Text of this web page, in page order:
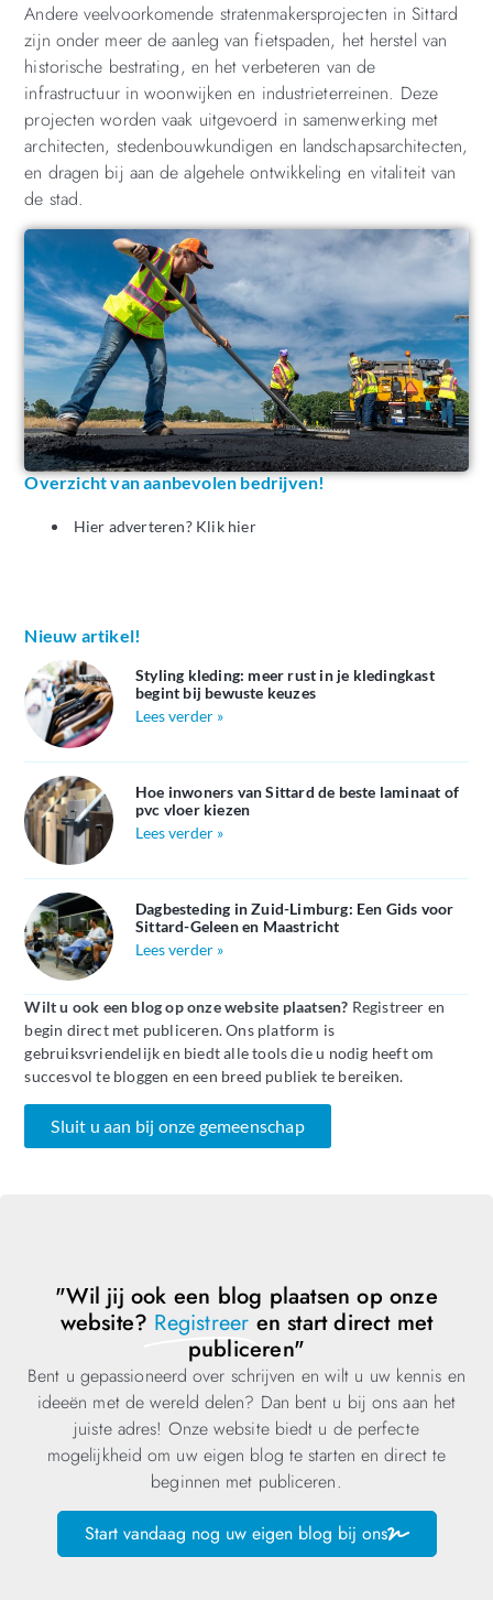
Andere veelvoorkomende stratenmakersprojecten in Sittard
zijn onder meer de aanleg van fietspaden, het herstel van
historische bestrating, en het verbeteren van de
infrastructuur in woonwijken en industrieterreinen. Deze
projecten worden vaak uitgevoerd in samenwerking met
architecten, stedenbouwkundigen en landschapsarchitecten,
en dragen bij aan de algehele ontwikkeling en vitaliteit van
de stad.
Overzicht van aanbevolen bedrijven!
Hier adverteren? Klik hier
Nieuw artikel!
Styling kleding: meer rust in je kledingkast
begint bij bewuste keuzes
Lees verder »
Hoe inwoners van Sittard de beste laminaat of
pvc vloer kiezen
Lees verder »
Dagbesteding in Zuid-Limburg: Een Gids voor
Sittard-Geleen en Maastricht
Lees verder »
Wilt u ook een blog op onze website plaatsen? Registreer en
begin direct met publiceren. Ons platform is
gebruiksvriendelijk en biedt alle tools die u nodig heeft om
succesvol te bloggen en een breed publiek te bereiken.
Sluit u aan bij onze gemeenschap
"Wil jij ook een blog plaatsen op onze
website? Registreer en start direct met
publiceren"
Bent u gepassioneerd over schrijven en wilt u uw kennis en
ideeën met de wereld delen? Dan bent u bij ons aan het
juiste adres! Onze website biedt u de perfecte
mogelijkheid om uw eigen blog te starten en direct te
beginnen met publiceren.
Start vandaag nog uw eigen blog bij ons